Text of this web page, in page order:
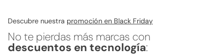
Descubre nuestra promoción en Black Friday
No te pierdas más marcas con
descuentos en tecnología: